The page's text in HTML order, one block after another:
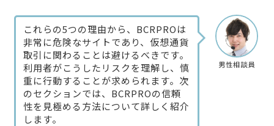
男性相談員
これらの5つの理由から、BCRPROは
非常に危険なサイトであり、仮想通貨
取引に関わることは避けるべきです。
利用者がこうしたリスクを理解し、慎
重に行動することが求められます。次
のセクションでは、BCRPROの信頼
性を見極める方法について詳しく紹介
します。